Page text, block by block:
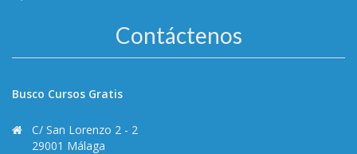
Contáctenos
Busco Cursos Gratis
C/ San Lorenzo 2 - 2
29001 Málaga